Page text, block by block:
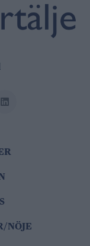
NÖJE